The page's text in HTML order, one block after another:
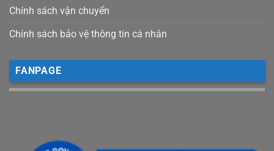
Chính sách vận chuyển
Chính sách bảo vệ thông tin cá nhân
FANPAGE